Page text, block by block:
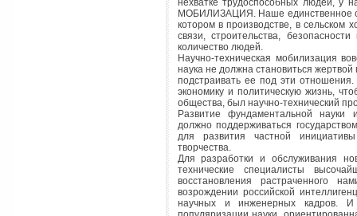
нехватке трудоспособных людей,
МОБИЛИЗАЦИЯ. Наше единственное
котором в производстве, в сельском
связи, строительства,
количество людей.
Научно-техническая мобилизация
наука не должна становиться
подстраивать ее под эти
экономику и политическую жизнь,
общества, был научно-технический
Развитие фундаментальной науки
должно поддерживаться
для развития частной
творчества.
Для разработки и обслуживания
технические специалисты
восстановления растраченного
возрождении российской
научных и инженерных кадров.